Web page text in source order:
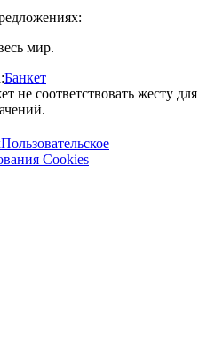
мир.
Банкет
не соответствовать жесту для
Пользовательское
Cookies